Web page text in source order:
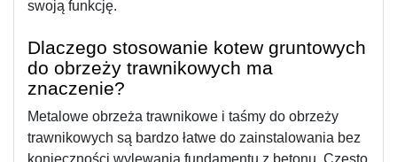
swoją funkcję.
Dlaczego stosowanie kotew gruntowych
do obrzeży trawnikowych ma
znaczenie?
Metalowe obrzeża trawnikowe i taśmy do obrzeży
trawnikowych są bardzo łatwe do zainstalowania bez